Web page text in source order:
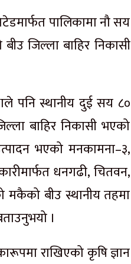
पालिकामा नौ सय
जिल्ला बाहिर निकासी
पनि स्थानीय दुई सय ८०
बाहिर निकासी भएको
भएको मनकामना–३,
धनगढी, चितवन,
मकैको बीउ स्थानीय तहमा
।
राखिएको कृषि ज्ञान